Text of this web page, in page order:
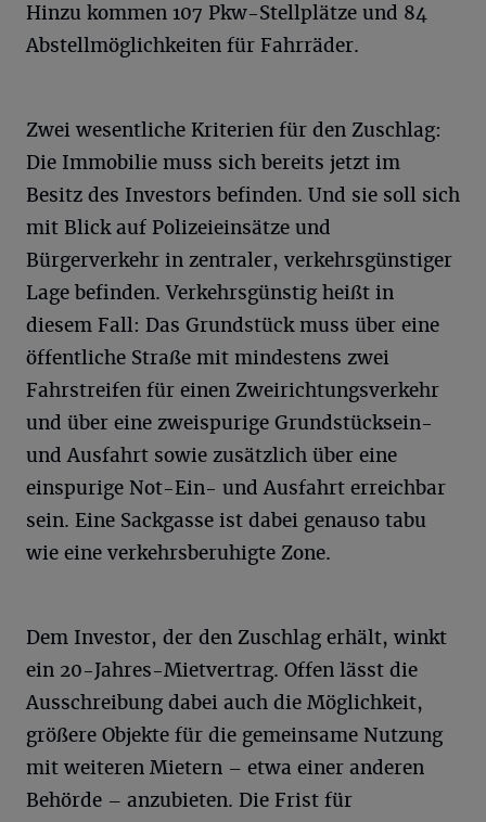
Hinzu kommen 107 Pkw-Stellplätze und 84
Abstellmöglichkeiten für Fahrräder.
Zwei wesentliche Kriterien für den Zuschlag:
Die Immobilie muss sich bereits jetzt im
Besitz des Investors befinden. Und sie soll sich
mit Blick auf Polizeieinsätze und
Bürgerverkehr in zentraler, verkehrsgünstiger
Lage befinden. Verkehrsgünstig heißt in
diesem Fall: Das Grundstück muss über eine
öffentliche Straße mit mindestens zwei
Fahrstreifen für einen Zweirichtungsverkehr
und über eine zweispurige Grundstücksein-
und Ausfahrt sowie zusätzlich über eine
einspurige Not-Ein- und Ausfahrt erreichbar
sein. Eine Sackgasse ist dabei genauso tabu
wie eine verkehrsberuhigte Zone.
Dem Investor, der den Zuschlag erhält, winkt
ein 20-Jahres-Mietvertrag. Offen lässt die
Ausschreibung dabei auch die Möglichkeit,
größere Objekte für die gemeinsame Nutzung
mit weiteren Mietern – etwa einer anderen
Behörde – anzubieten. Die Frist für